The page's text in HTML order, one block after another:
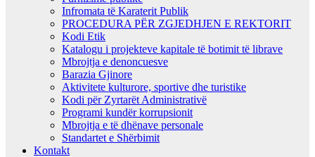
Infromata të Karaterit Publik
PROCEDURA PËR ZGJEDHJEN E REKTORIT
Kodi Etik
Katalogu i projekteve kapitale të botimit të librave
Mbrojtja e denoncuesve
Barazia Gjinore
Aktivitete kulturore, sportive dhe turistike
Kodi për Zyrtarët Administrativë
Programi kundër korrupsionit
Mbrojtja e të dhënave personale
Standartet e Shërbimit
Kontakt